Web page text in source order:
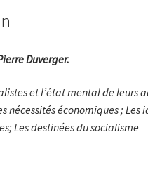
Duverger.
et l’état mental de leurs
nécessités économiques ;
Les destinées du socialisme